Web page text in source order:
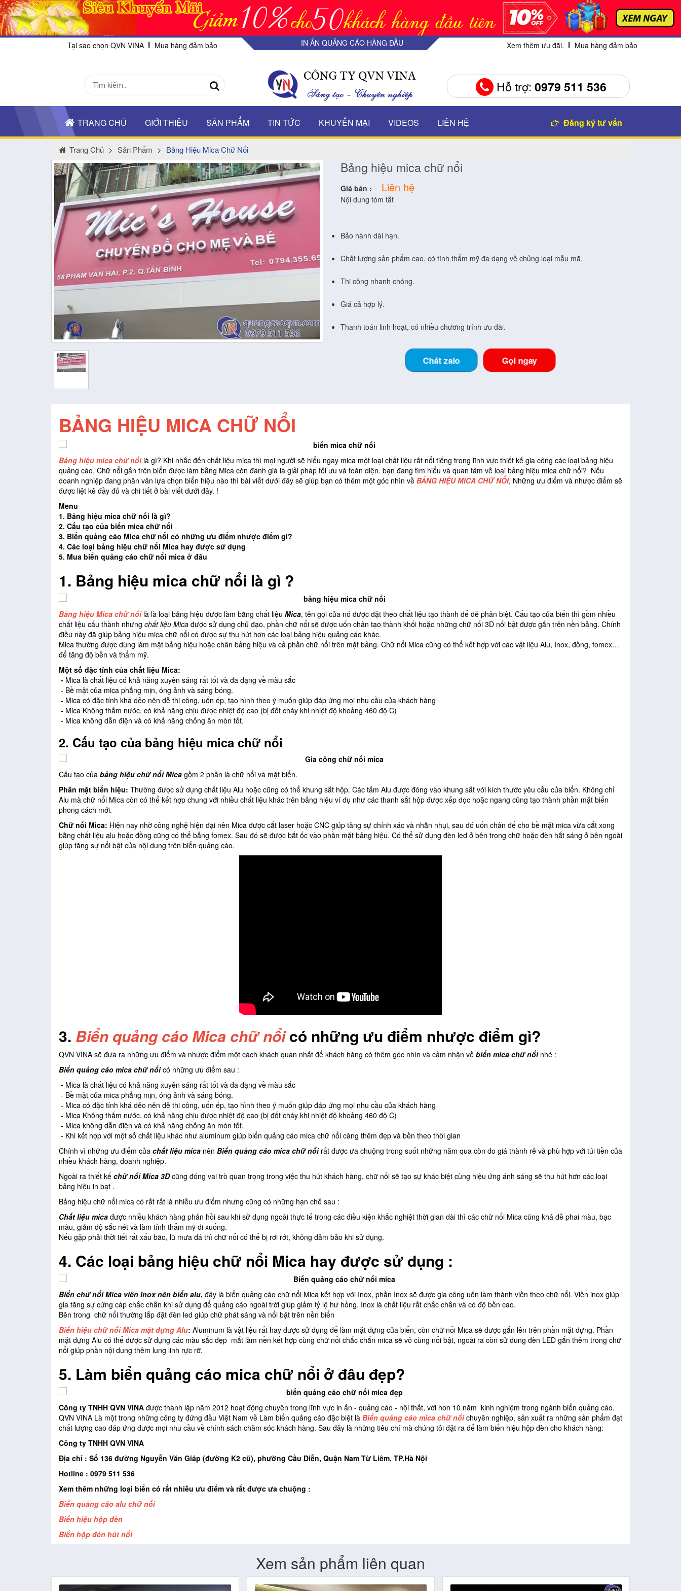
Tại sao chọn QVN VINA Mua hàng đảm bảo IN ẤN QUẢNG CÁO HÀNG ĐẦU Xem thêm ưu đãi. Mua hàng đảm bảo
Hỗ trợ: 0979 511 536
TRANG CHỦ GIỚI THIỆU SẢN PHẨM TIN TỨC KHUYẾN MẠI VIDEOS LIÊN HỆ Đăng ký tư vấn
Trang Chủ > Sản Phẩm > Bảng Hiệu Mica Chữ Nổi
Bảng hiệu mica chữ nổi
Giá bán : Liên hệ
Nội dung tóm tắt
Bảo hành dài hạn.
Chất lượng sản phẩm cao, có tính thẩm mỹ đa dạng về chủng loại mẫu mã.
Thi công nhanh chóng.
Giá cả hợp lý.
Thanh toán linh hoạt, có nhiều chương trính ưu đãi.
Chát zalo Gọi ngay
BẢNG HIỆU MICA CHỮ NỔI
Bảng hiệu mica chữ nổilà gì? Khi nhắc đến chất liệu mica thì mọi người sẽ hiểu ngay mica một loại chất liệu rất nổi tiếng trong lĩnh vực thiết kế gia công các loại bảng hiệu
quảng cáo. Chữ nổi gắn trên biển được làm bằng Mica còn đánh giá là giải pháp tối ưu và toàn diện. bạn đang tìm hiểu và quan tâm về loại bảng hiệu mica chữ nổi? Nếu
doanh nghiệp đang phân vân lựa chọn biển hiệu nào thì bài viết dưới đây sẽ giúp bạn có thêm một góc nhìn về BẢNG HIỆU MICA CHỮ NỔI, Những ưu điểm và nhược điểm sẽ
được liệt kê đầy đủ và chi tiết ở bài viết dưới đây. !
Menu
1. Bảng hiệu mica chữ nổi là gì?
2. Cấu tạo của biển mica chữ nổi
3. Biển quảng cáo Mica chữ nổi có những ưu điểm nhược điểm gì?
4. Các loại bảng hiệu chữ nổi Mica hay được sử dụng
5. Mua biển quảng cáo chữ nổi mica ở đâu
1. Bảng hiệu mica chữ nổi là gì ?
Bảng hiệu Mica chữ nổi là là loại bảng hiệu được làm bằng chất liệu Mica, tên gọi của nó được đặt theo chất liệu tạo thành để dễ phân biệt. Cấu tạo của biển thì gồm nhiều
chất liệu cấu thành nhưng chất liệu Micađược sử dụng chủ đạo, phần chữ nổi sẽ được uốn chân tạo thành khối hoặc những chữ nổi 3D nổi bật được gắn trên nền bảng. Chính
điều này đã giúp bảng hiệu mica chữ nổi có được sự thu hút hơn các loại bảng hiệu quảng cáo khác.
Mica thường được dùng làm mặt bảng hiệu hoặc chân bảng hiệu và cả phần chữ nổi trên mặt bảng. Chữ nổi Mica cũng có thể kết hợp với các vật liệu Alu, Inox, đồng, fomex…
để tăng độ bền và thẩm mỹ.
Một số đặc tính của chất liệu Mica:
- Mica là chất liệu có khả năng xuyên sáng rất tốt và đa dạng về màu sắc
- Bề mặt của mica phẳng mịn, óng ảnh và sáng bóng.
- Mica có đặc tính khá dẻo nên dễ thi công, uốn ép, tạo hình theo ý muốn giúp đáp ứng mọi nhu cầu của khách hàng
- Mica Không thấm nước, có khả năng chịu được nhiệt độ cao (bị đốt cháy khi nhiệt độ khoảng 460 độ C)
- Mica không dẫn điện và có khả năng chống ăn mòn tốt.
2. Cấu tạo của bảng hiệu mica chữ nổi
Cấu tạo của bảng hiệu chữ nổi Micagồm 2 phần là chữ nổi và mặt biển.
Phần mặt biển hiệu: Thường được sử dụng chất liệu Alu hoặc cũng có thể khung sắt hộp. Các tấm Alu được đóng vào khung sắt với kích thước yêu cầu của biển. Không chỉ
Alu mà chữ nổi Mica còn có thể kết hợp chung với nhiều chất liệu khác trên bảng hiệu ví dụ như các thanh sắt hộp được xếp dọc hoặc ngang cũng tạo thành phần mặt biển
phong cách mới.
Chữ nổi Mica: Hiện nay nhờ công nghệ hiện đại nên Mica được cắt laser hoặc CNC giúp tăng sự chính xác và nhẵn nhụi, sau đó uốn chân đế cho bề mặt mica vừa cắt xong
bằng chất liệu alu hoặc đồng cũng có thể bẳng fomex. Sau đó sẽ được bắt ốc vào phần mặt bảng hiệu. Có thể sử dụng đèn led ở bên trong chữ hoặc đèn hắt sáng ở bên ngoài
giúp tăng sự nổi bật của nội dung trên biển quảng cáo.
3. Biển quảng cáo Mica chữ nổicó những ưu điểm nhược điểm gì?
QVN VINA sẽ đưa ra những ưu điểm và nhược điểm một cách khách quan nhất để khách hàng có thêm góc nhìn và cảm nhận vềbiển mica chữ nổinhé :
Biển quảng cáo mica chữ nổicó những ưu điểm sau :
- Mica là chất liệu có khả năng xuyên sáng rất tốt và đa dạng về màu sắc
- Bề mặt của mica phẳng mịn, óng ảnh và sáng bóng.
- Mica có đặc tính khá dẻo nên dễ thi công, uốn ép, tạo hình theo ý muốn giúp đáp ứng mọi nhu cầu của khách hàng
- Mica Không thấm nước, có khả năng chịu được nhiệt độ cao (bị đốt cháy khi nhiệt độ khoảng 460 độ C)
- Mica không dẫn điện và có khả năng chống ăn mòn tốt.
- Khi kết hợp với một số chất liệu khác như aluminum giúp biển quảng cáo mica chữ nổi càng thêm đẹp và bền theo thời gian
Chính vì những ưu điểm của chất liệu micanên Biển quảng cáo mica chữ nổirất được ưa chuộng trong suốt những năm qua còn do giá thành rẻ và phù hợp với túi tiền của
nhiều khách hàng, doanh nghiệp.
Ngoài ra thiết kế chữ nổi Mica 3Dcũng đóng vai trò quan trọng trong việc thu hút khách hàng, chữ nổi sẽ tạo sự khác biệt cùng hiệu ứng ánh sáng sẽ thu hút hơn các loại
bảng hiệu in bạt .
Bảng hiệu chữ nổi mica có rất rất là nhiều ưu điểm nhưng cũng có những hạn chế sau :
Chất liệu micađược nhiều khách hàng phản hồi sau khi sử dụng ngoài thực tế trong các điều kiện khắc nghiệt thời gian dài thì các chữ nổi Mica cũng khá dễ phai màu, bạc
màu, giảm độ sắc nét và làm tính thẩm mỹ đi xuống.
Nếu gặp phải thời tiết rất xấu bão, lũ mưa đá thì chữ nổi có thể bị rơi rớt, không đảm bảo khi sử dụng.
4. Các loại bảng hiệu chữ nổi Mica hay được sử dụng :
Biển chữ nổi Mica viền Inox nền biển alu, đây là biển quảng cáo chữ nổi Mica kết hợp với Inox, phần Inox sẽ được gia công uốn làm thành viền theo chữ nổi. Viền inox giúp
gia tăng sự cứng cáp chắc chắn khi sử dụng để quảng cáo ngoài trời giúp giảm tỷ lệ hư hỏng. Inox là chất liệu rất chắc chắn và có độ bền cao.
Bên trong chữ nổi thường lắp đặt đèn led giúp chữ phát sáng và nổi bật trên nền biển
Biển hiệu chữ nổi Mica mặt dựng Alu: Aluminum là vật liệu rất hay được sử dụng để làm mặt dựng của biển, còn chữ nổi Mica sẽ được gắn lên trên phần mặt dựng. Phần
mặt dựng Alu có thể được sử dụng các màu sắc đẹp mắt làm nền kết hợp cùng chữ nổi chắc chắn mica sẽ vô cùng nổi bật, ngoài ra còn sử dung đèn LED gắn thêm trong chữ
nổi giúp phần nội dung thêm lung linh rực rỡ.
5. Làm biển quảng cáo mica chữ nổi ở đâu đẹp?
Công ty TNHH QVN VINAđược thành lập năm 2012 hoạt động chuyên trong lĩnh vực in ấn - quảng cáo - nội thất, với hơn 10 năm kinh nghiệm trong ngành biển quảng cáo.
QVN VINA Là một trong những công ty đứng đầu Việt Nam về Làm biển quảng cáo đặc biệt là Biển quảng cáo mica chữ nổichuyên nghiệp, sản xuất ra những sản phẩm đạt
chất lượng cao đáp ứng được mọi nhu cầu về chính sách chăm sóc khách hàng. Sau đây là những tiêu chí mà chúng tôi đặt ra để làm biển hiệu hộp đèn cho khách hàng:
Công ty TNHH QVN VINA
Địa chỉ : Số 136 đường Nguyễn Văn Giáp (đường K2 cũ), phường Cầu Diễn, Quận Nam Từ Liêm, TP.Hà Nội
Hotline : 0979 511 536
Xem thêm những loại biển có rất nhiều ưu điểm và rất được ưa chuộng :
Biển quảng cáo alu chữ nổi
Biển hiệu hộp đèn
Biển hộp đèn hút nổi
Xem sản phẩm liên quan